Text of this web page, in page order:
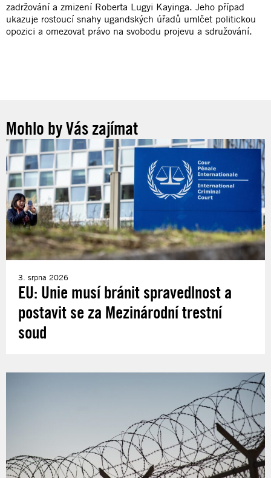
zadržování a zmizení Roberta Lugyi Kayinga. Jeho případ
ukazuje rostoucí snahy ugandských úřadů umlčet politickou
opozici a omezovat právo na svobodu projevu a sdružování.
Mohlo by Vás zajímat
3. srpna 2026
EU: Unie musí bránit spravedlnost a
postavit se za Mezinárodní trestní
soud